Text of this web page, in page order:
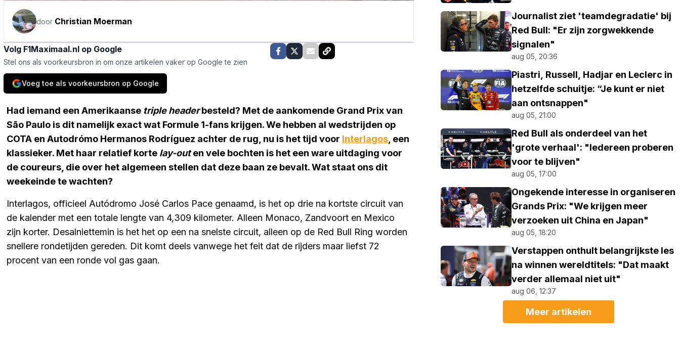
door Christian Moerman
Volg F1Maximaal.nl op Google
Stel ons als voorkeursbron in om onze artikelen vaker op Google te zien
Voeg toe als voorkeursbron op Google
Had iemand een Amerikaanse triple headerbesteld? Met de aankomende Grand Prix van
São Paulo is dit namelijk exact wat Formule 1-fans krijgen. We hebben al wedstrijden op
COTA en Autodrómo Hermanos Rodríguez achter de rug, nu is het tijd voor Interlagos , een
klassieker. Met haar relatief korte lay-outen vele bochten is het een ware uitdaging voor
de coureurs, die over het algemeen stellen dat deze baan ze bevalt. Wat staat ons dit
weekeinde te wachten?
Interlagos, officieel Autódromo José Carlos Pace genaamd, is het op drie na kortste circuit van
de kalender met een totale lengte van 4,309 kilometer. Alleen Monaco, Zandvoort en Mexico
zijn korter. Desalniettemin is het het op een na snelste circuit, alleen op de Red Bull Ring worden
snellere rondetijden gereden. Dit komt deels vanwege het feit dat de rijders maar liefst 72
procent van een ronde vol gas gaan.
Journalist ziet 'teamdegradatie' bij
Red Bull: "Er zijn zorgwekkende
signalen"
aug 05, 20:36
Piastri, Russell, Hadjar en Leclerc in
hetzelfde schuitje: “Je kunt er niet
aan ontsnappen"
aug 05, 21:00
Red Bull als onderdeel van het
'grote verhaal': "Iedereen proberen
voor te blijven"
aug 05, 17:00
Ongekende interesse in organiseren
Grands Prix: "We krijgen meer
verzoeken uit China en Japan"
aug 05, 18:20
Verstappen onthult belangrijkste les
na winnen wereldtitels: "Dat maakt
verder allemaal niet uit"
aug 06, 12:37
Meer artikelen